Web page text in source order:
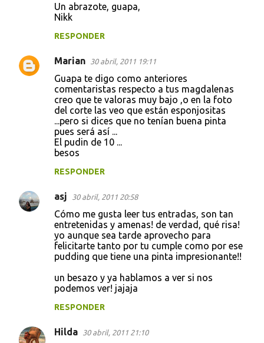
Un abrazote, guapa,
Nikk
RESPONDER
Marian 30 abril, 2011 19:11
Guapa te digo como anteriores
comentaristas respecto a tus magdalenas
creo que te valoras muy bajo ,o en la foto
del corte las veo que están esponjositas
...pero si dices que no tenían buena pinta
pues será así ...
El pudin de 10 ...
besos
RESPONDER
asj 30 abril, 2011 20:58
Cómo me gusta leer tus entradas, son tan
entretenidas y amenas! de verdad, qué risa!
yo aunque sea tarde aprovecho para
felicitarte tanto por tu cumple como por ese
pudding que tiene una pinta impresionante!!
un besazo y ya hablamos a ver si nos
podemos ver! jajaja
RESPONDER
Hilda 30 abril, 2011 21:10